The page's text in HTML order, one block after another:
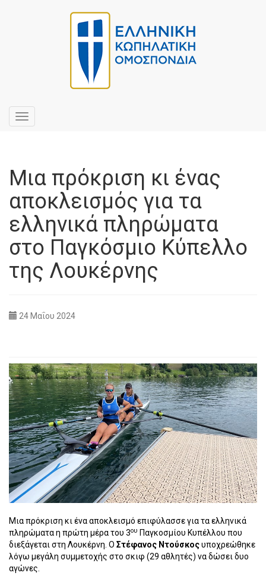
Toggle
navigation
Μια πρόκριση κι ένας
αποκλεισμός για τα
ελληνικά πληρώματα
στο Παγκόσμιο Κύπελλο
της Λουκέρνης
24 Μαΐου 2024
Μια πρόκριση κι ένα αποκλεισμό επιφύλασσε για τα ελληνικά
πληρώματα η πρώτη μέρα του 3ου Παγκοσμίου Κυπέλλου που
διεξάγεται στη Λουκέρνη. Ο Στέφανος Ντούσκοςυποχρεώθηκε
λόγω μεγάλη συμμετοχής στο σκιφ (29 αθλητές) να δώσει δυο
αγώνες.